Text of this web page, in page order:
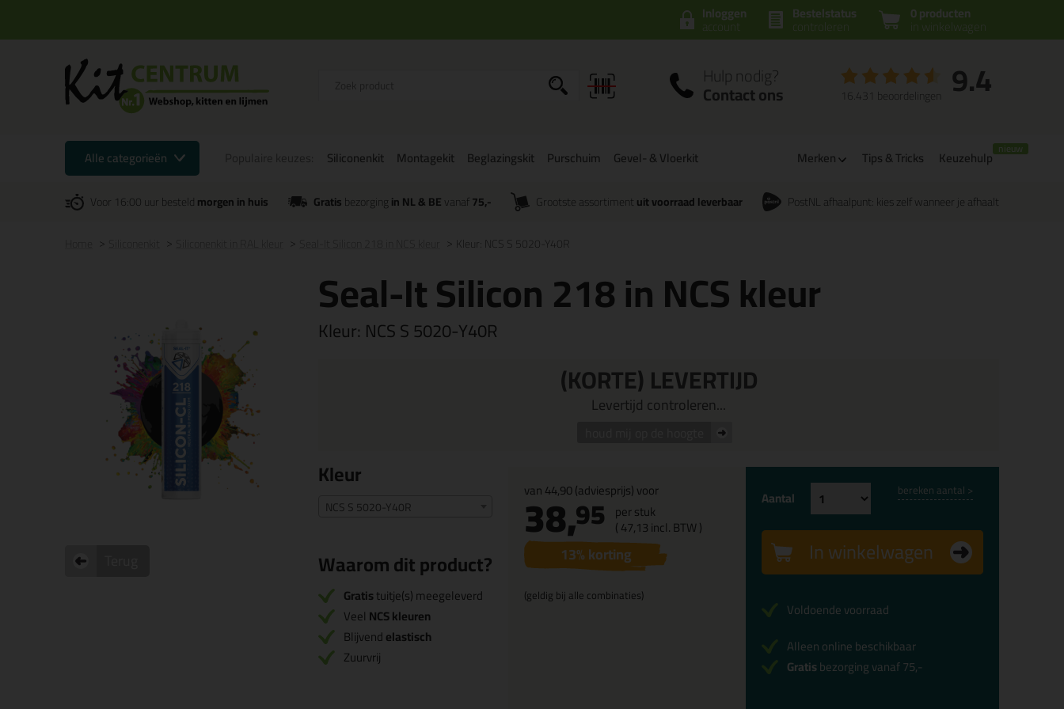
0 producten
in winkelwagen
Bestelstatus
controleren
Inloggen
account
Hulp nodig?
Contact ons 9.4
16.431 beoordelingen
Alle categorieën Siliconenkit Montagekit Beglazingskit Purschuim Gevel- & Vloerkit Merken Tips & Tricks Keuzehulp
Voor 16:00 uur besteldmorgen in huis Gratisbezorgingin NL & BEvanaf 75,- Grootste assortiment uit voorraad leverbaar PostNL afhaalpunt: kies zelf wanneer je afhaalt
Kleur: NCS S 5020-Y40R
Seal-It Silicon 218 in NCS kleur
Kleur: NCS S 5020-Y40R
(KORTE) LEVERTIJD
Levertijd controleren...
Kleur
NCS S 5020-Y40R
Waarom dit product?
Gratistuitje(s) meegeleverd
Veel NCS kleuren
Blijvendelastisch
Zuurvrij
van44,90(adviesprijs) voor
38,95 per stuk
(47,13incl. BTW )
13% korting
(geldig bij alle combinaties)
Aantal bereken aantal >
In winkelwagen
Voldoende voorraad
Alleen online beschikbaar
Gratisbezorging vanaf 75,-